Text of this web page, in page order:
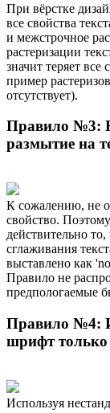
При вёрстке
все свойства
и межстрочное
растеризации
значит теряет
пример
отсутствует).
Правило №3:
размытие на
К сожалению, не
свойство.
действительно
сглаживания
выставлено как
Правило не
предпологаемые
Правило №4:
шрифт только
Используя